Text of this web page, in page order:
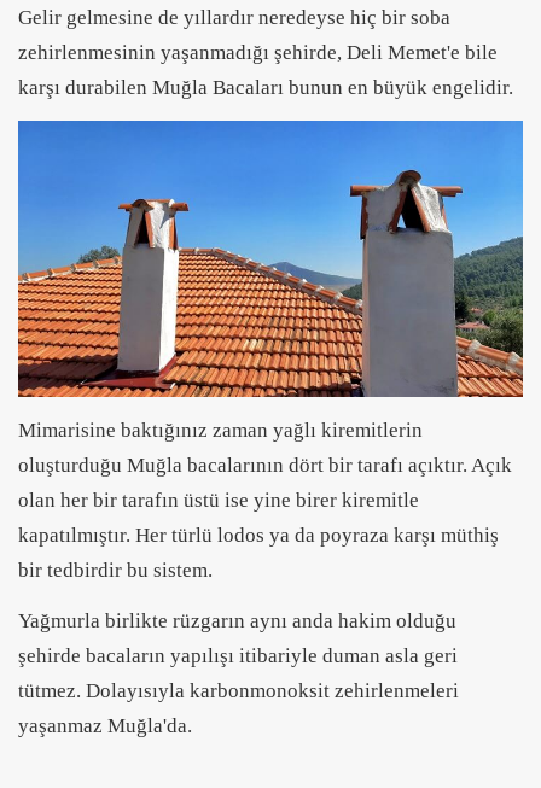
Gelir gelmesine de yıllardır neredeyse hiç bir soba
zehirlenmesinin yaşanmadığı şehirde, Deli Memet'e bile
karşı durabilen Muğla Bacaları bunun en büyük engelidir.
Mimarisine baktığınız zaman yağlı kiremitlerin
oluşturduğu Muğla bacalarının dört bir tarafı açıktır. Açık
olan her bir tarafın üstü ise yine birer kiremitle
kapatılmıştır. Her türlü lodos ya da poyraza karşı müthiş
bir tedbirdir bu sistem.
Yağmurla birlikte rüzgarın aynı anda hakim olduğu
şehirde bacaların yapılışı itibariyle duman asla geri
tütmez. Dolayısıyla karbonmonoksit zehirlenmeleri
yaşanmaz Muğla'da.